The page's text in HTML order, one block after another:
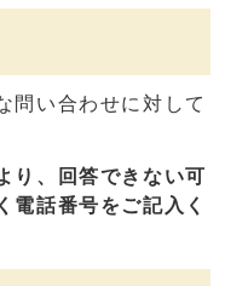
問い合わせに対して
り、回答できない可
電話番号をご記入く